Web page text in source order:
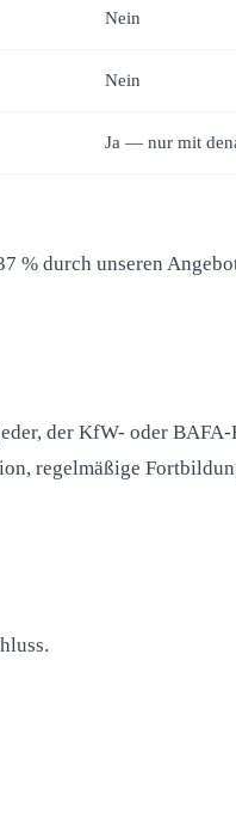
Nein
Nein
Ja — nur mit
% durch unseren
der KfW- oder
regelmäßige